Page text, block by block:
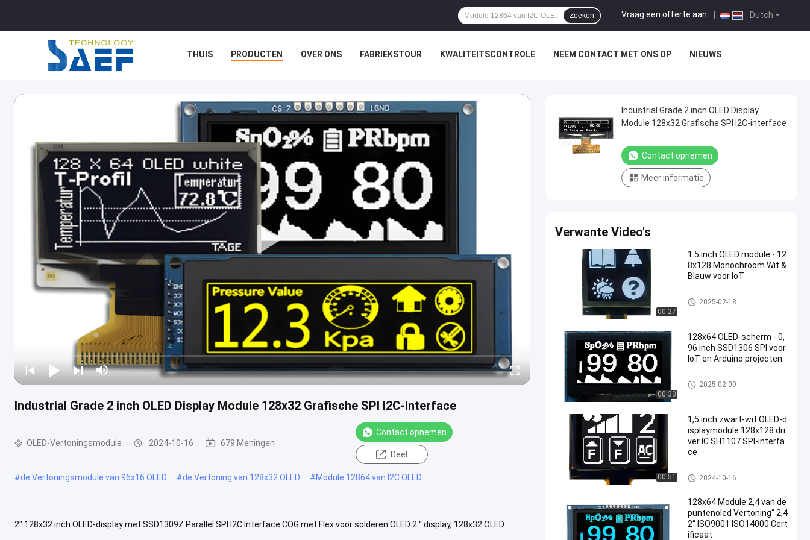
Dutch
Vraag een offerte aan
Zoeken
THUIS PRODUCTEN OVER ONS FABRIEKSTOUR KWALITEITSCONTROLE NEEM CONTACT MET ONS OP NIEUWS
Industrial Grade 2 inch OLED Display Module 128x32 Grafische SPI I2C-interface
OLED-Vertoningsmodule 2024-10-16 679 Meningen
Contact opnemen
Deel
#de Vertoningsmodule van 96x16 OLED #de Vertoning van 128x32 OLED #Module 12864 van I2C OLED
2" 128x32 inch OLED-display met SSD1309Z Parallel SPI I2C Interface COG met Flex voor solderen OLED 2 ′′ display, 128x32 OLED
Industrial Grade 2 inch OLED Display
Module 128x32 Grafische SPI I2C-interface
Contact opnemen
Meer informatie
Verwante Video's
00:27
1.5 inch OLED module - 12
8x128 Monochroom Wit &
Blauw voor IoT
OLED-Vertoningsmodule
2025-02-18
00:30
128x64 OLED-scherm - 0,
96 inch SSD1306 SPI voor
IoT en Arduino projecten.
OLED-Vertoningsmodule
2025-02-09
00:51
1,5 inch zwart-wit OLED-d
isplaymodule 128x128 dri
ver IC SH1107 SPI-interfa
ce
OLED-Vertoningsmodule
2024-10-16
128x64 Module 2,4 van de
puntenoled Vertoning“ 2,4
2“ ISO9001 ISO14000 Cert
ificaat